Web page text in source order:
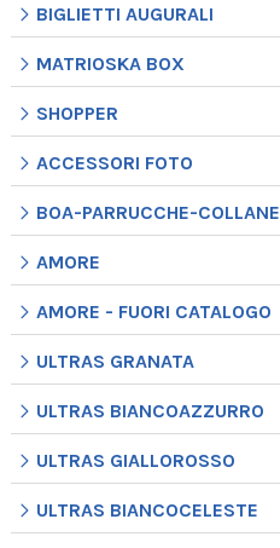
BIGLIETTI AUGURALI
MATRIOSKA BOX
SHOPPER
ACCESSORI FOTO
BOA-PARRUCCHE-COLLANE
AMORE
AMORE - FUORI CATALOGO
ULTRAS GRANATA
ULTRAS BIANCOAZZURRO
ULTRAS GIALLOROSSO
ULTRAS BIANCOCELESTE